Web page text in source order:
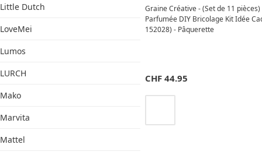
Little Dutch
LoveMei
Lumos
LURCH
Mako
Marvita
Mattel
Graine Créative - (Set de 11
Parfumée DIY Bricolage Kit Idée
152028) - Pâquerette
CHF 44.95